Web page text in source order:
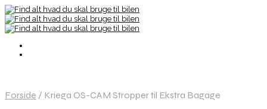
Forside / Kriega OS-CAM Stropper til Ekstra Bagage